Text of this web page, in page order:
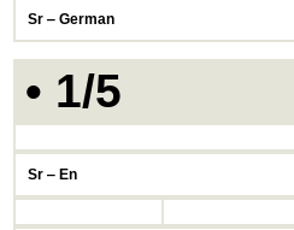
Sr ‒ German
• 1/5
Sr ‒ En